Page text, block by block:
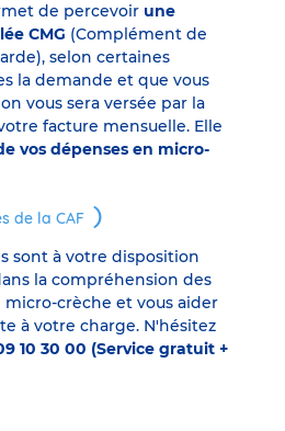
de percevoir une
CMG (Complément de
selon certaines
la demande et que vous
vous sera versée par la
facture mensuelle. Elle
vos dépenses en micro-
de la CAF
sont à votre disposition
la compréhension des
micro-crèche et vous aider
à votre charge. N'hésitez
10 30 00 (Service gratuit +